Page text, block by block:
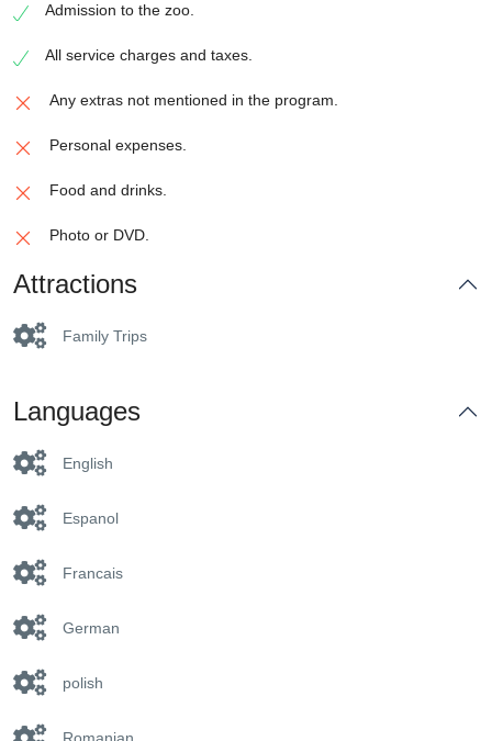
Admission to the zoo.
All service charges and taxes.
Any extras not mentioned in the program.
Personal expenses.
Food and drinks.
Photo or DVD.
Attractions
Family Trips
Languages
English
Espanol
Francais
German
polish